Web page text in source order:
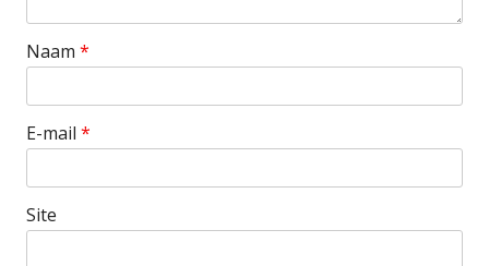
Naam *
E-mail *
Site